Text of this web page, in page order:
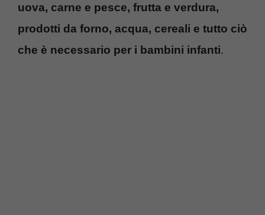
uova, carne e pesce, frutta e verdura,
prodotti da forno, acqua, cereali e tutto ciò
che è necessario per i bambini infanti.